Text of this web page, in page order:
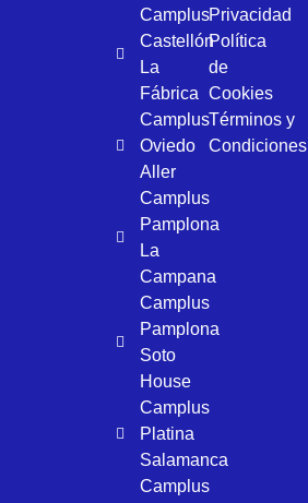
Camplus
Castellón
La
Fábrica
Camplus
Oviedo
Aller
Camplus
Pamplona
La
Campana
Camplus
Pamplona
Soto
House
Camplus
Platina
Salamanca
Camplus
Privacidad
Política
de
Cookies
Términos y
Condiciones